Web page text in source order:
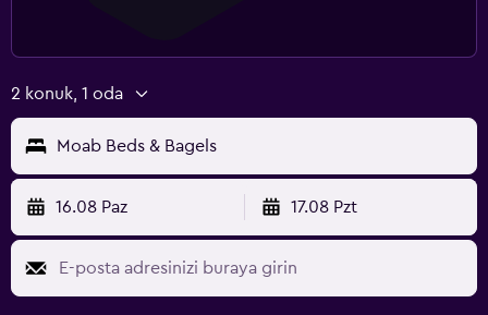
2 konuk, 1 oda
Moab Beds & Bagels
16.08 Paz 17.08 Pzt